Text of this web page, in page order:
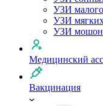
УЗИ малого
УЗИ
УЗИ
Медицинский
Вакцинация